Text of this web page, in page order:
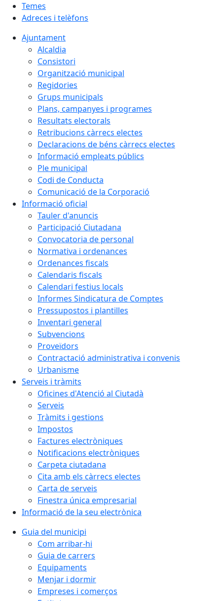
Temes
Adreces i telèfons
Ajuntament
Alcaldia
Consistori
Organització municipal
Regidories
Grups municipals
Plans, campanyes i programes
Resultats electorals
Retribucions càrrecs electes
Declaracions de béns càrrecs electes
Informació empleats públics
Ple municipal
Codi de Conducta
Comunicació de la Corporació
Informació oficial
Tauler d'anuncis
Participació Ciutadana
Convocatoria de personal
Normativa i ordenances
Ordenances fiscals
Calendaris fiscals
Calendari festius locals
Informes Sindicatura de Comptes
Pressupostos i plantilles
Inventari general
Subvencions
Proveïdors
Contractació administrativa i convenis
Urbanisme
Serveis i tràmits
Oficines d'Atenció al Ciutadà
Serveis
Tràmits i gestions
Impostos
Factures electròniques
Notificacions electròniques
Carpeta ciutadana
Cita amb els càrrecs electes
Carta de serveis
Finestra única empresarial
Informació de la seu electrònica
Guia del municipi
Com arribar-hi
Guia de carrers
Equipaments
Menjar i dormir
Empreses i comerços